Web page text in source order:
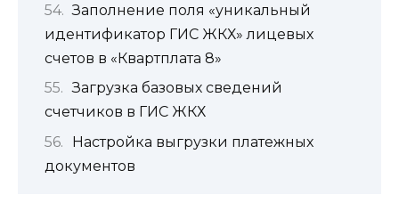
Заполнение поля «уникальный
идентификатор ГИС ЖКХ» лицевых
счетов в «Квартплата 8»
Загрузка базовых сведений
счетчиков в ГИС ЖКХ
Настройка выгрузки платежных
документов